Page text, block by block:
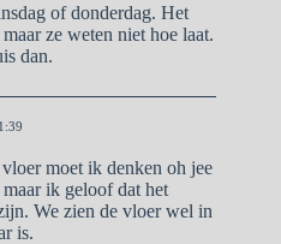
of donderdag. Het
ze weten niet hoe laat.
dan.
moet ik denken oh jee
ik geloof dat het
We zien de vloer wel in
is.